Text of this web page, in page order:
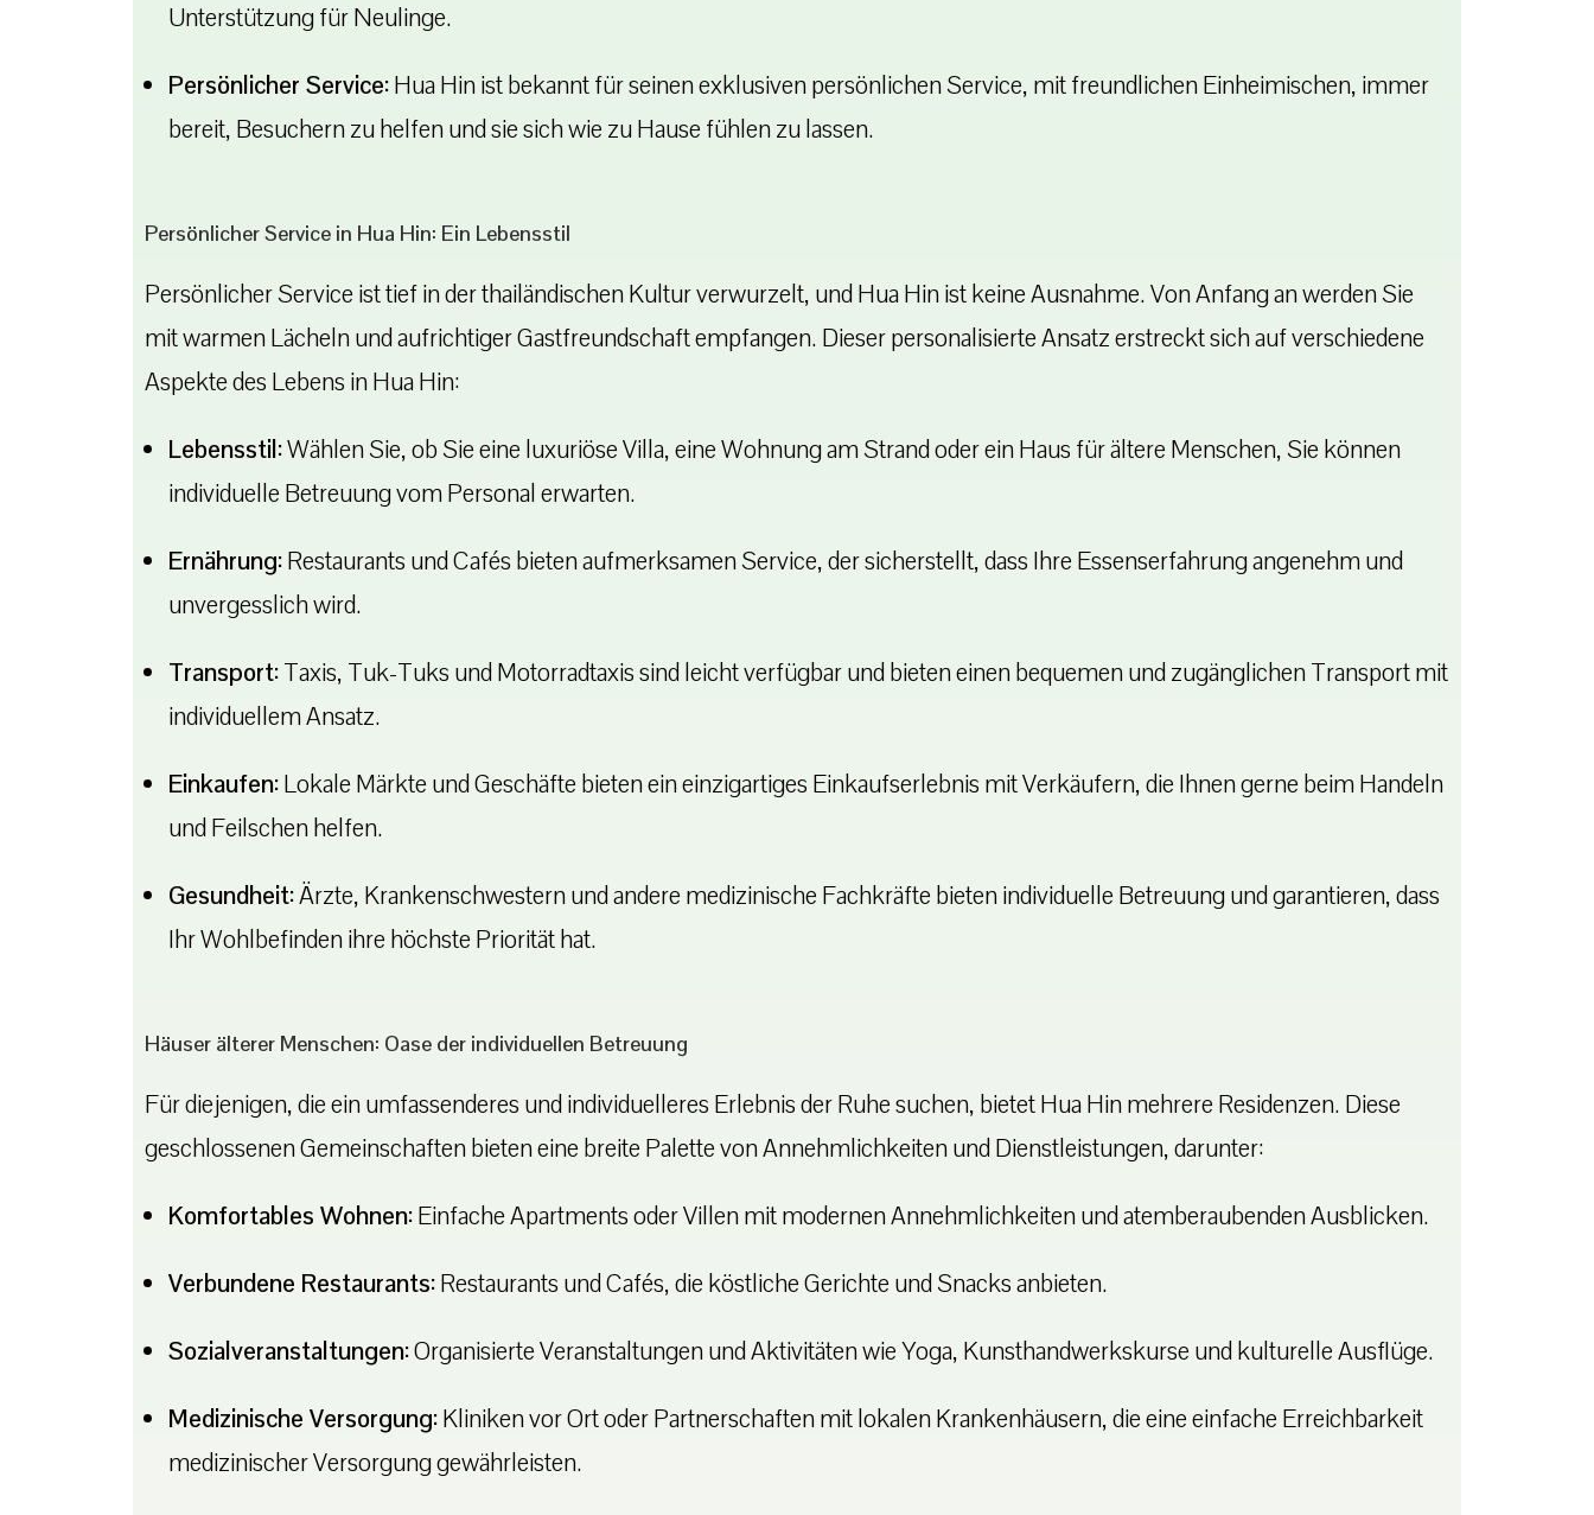
Unterstützung für Neulinge.
Persönlicher Service:Hua Hin ist bekannt für seinen exklusiven persönlichen Service, mit freundlichen Einheimischen, immer
bereit, Besuchern zu helfen und sie sich wie zu Hause fühlen zu lassen.
Persönlicher Service in Hua Hin: Ein Lebensstil
Persönlicher Service ist tief in der thailändischen Kultur verwurzelt, und Hua Hin ist keine Ausnahme. Von Anfang an werden Sie
mit warmen Lächeln und aufrichtiger Gastfreundschaft empfangen. Dieser personalisierte Ansatz erstreckt sich auf verschiedene
Aspekte des Lebens in Hua Hin:
Lebensstil:Wählen Sie, ob Sie eine luxuriöse Villa, eine Wohnung am Strand oder ein Haus für ältere Menschen, Sie können
individuelle Betreuung vom Personal erwarten.
Ernährung:Restaurants und Cafés bieten aufmerksamen Service, der sicherstellt, dass Ihre Essenserfahrung angenehm und
unvergesslich wird.
Transport:Taxis, Tuk-Tuks und Motorradtaxis sind leicht verfügbar und bieten einen bequemen und zugänglichen Transport mit
individuellem Ansatz.
Einkaufen:Lokale Märkte und Geschäfte bieten ein einzigartiges Einkaufserlebnis mit Verkäufern, die Ihnen gerne beim Handeln
und Feilschen helfen.
Gesundheit:Ärzte, Krankenschwestern und andere medizinische Fachkräfte bieten individuelle Betreuung und garantieren, dass
Ihr Wohlbefinden ihre höchste Priorität hat.
Häuser älterer Menschen: Oase der individuellen Betreuung
Für diejenigen, die ein umfassenderes und individuelleres Erlebnis der Ruhe suchen, bietet Hua Hin mehrere Residenzen. Diese
geschlossenen Gemeinschaften bieten eine breite Palette von Annehmlichkeiten und Dienstleistungen, darunter:
Komfortables Wohnen:Einfache Apartments oder Villen mit modernen Annehmlichkeiten und atemberaubenden Ausblicken.
Verbundene Restaurants:Restaurants und Cafés, die köstliche Gerichte und Snacks anbieten.
Sozialveranstaltungen:Organisierte Veranstaltungen und Aktivitäten wie Yoga, Kunsthandwerkskurse und kulturelle Ausflüge.
Medizinische Versorgung:Kliniken vor Ort oder Partnerschaften mit lokalen Krankenhäusern, die eine einfache Erreichbarkeit
medizinischer Versorgung gewährleisten.